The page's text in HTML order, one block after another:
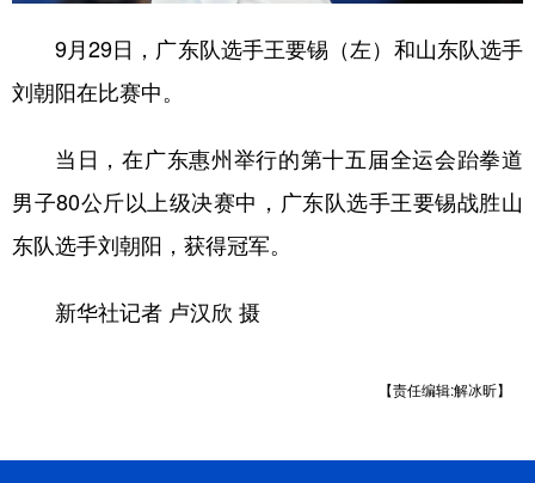
9月29日，广东队选手王要锡（左）和山东队选手
刘朝阳在比赛中。
当日，在广东惠州举行的第十五届全运会跆拳道
男子80公斤以上级决赛中，广东队选手王要锡战胜山
东队选手刘朝阳，获得冠军。
新华社记者 卢汉欣 摄
【责任编辑:解冰昕】